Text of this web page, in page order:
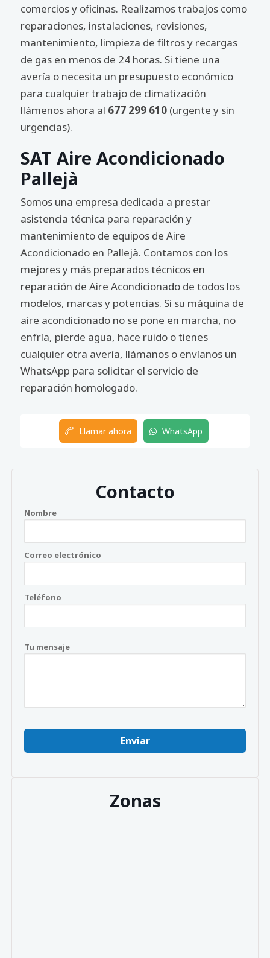
comercios y oficinas. Realizamos trabajos como
reparaciones, instalaciones, revisiones,
mantenimiento, limpieza de filtros y recargas
de gas en menos de 24 horas. Si tiene una
avería o necesita un presupuesto económico
para cualquier trabajo de climatización
llámenos ahora al 677 299 610 (urgente y sin
urgencias).
SAT Aire Acondicionado
Pallejà
Somos una empresa dedicada a prestar
asistencia técnica para reparación y
mantenimiento de equipos de Aire
Acondicionado en Pallejà. Contamos con los
mejores y más preparados técnicos en
reparación de Aire Acondicionado de todos los
modelos, marcas y potencias. Si su máquina de
aire acondicionado no se pone en marcha, no
enfría, pierde agua, hace ruido o tienes
cualquier otra avería, llámanos o envíanos un
WhatsApp para solicitar el servicio de
reparación homologado.
Llamar ahora WhatsApp
Contacto
Nombre
Correo electrónico
Teléfono
Tu mensaje
Zonas